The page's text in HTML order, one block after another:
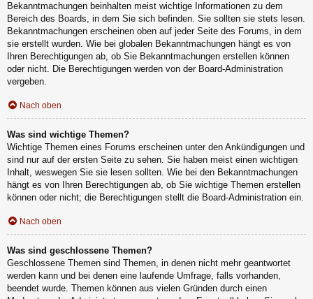
Bekanntmachungen beinhalten meist wichtige Informationen zu dem
Bereich des Boards, in dem Sie sich befinden. Sie sollten sie stets lesen.
Bekanntmachungen erscheinen oben auf jeder Seite des Forums, in dem
sie erstellt wurden. Wie bei globalen Bekanntmachungen hängt es von
Ihren Berechtigungen ab, ob Sie Bekanntmachungen erstellen können
oder nicht. Die Berechtigungen werden von der Board-Administration
vergeben.
Nach oben
Was sind wichtige Themen?
Wichtige Themen eines Forums erscheinen unter den Ankündigungen und
sind nur auf der ersten Seite zu sehen. Sie haben meist einen wichtigen
Inhalt, weswegen Sie sie lesen sollten. Wie bei den Bekanntmachungen
hängt es von Ihren Berechtigungen ab, ob Sie wichtige Themen erstellen
können oder nicht; die Berechtigungen stellt die Board-Administration ein.
Nach oben
Was sind geschlossene Themen?
Geschlossene Themen sind Themen, in denen nicht mehr geantwortet
werden kann und bei denen eine laufende Umfrage, falls vorhanden,
beendet wurde. Themen können aus vielen Gründen durch einen